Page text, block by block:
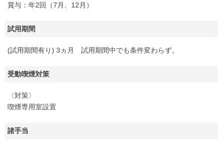
賞与：年2回（7月、12月）
試用期間
(試用期間有り) 3ヵ月 試用期間中でも条件変わらず。
受動喫煙対策
〈対策〉
喫煙専用室設置
諸手当